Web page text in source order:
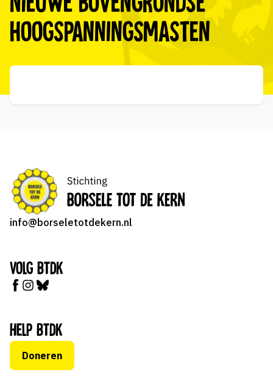
hoogspanningsmasten
info@borseletotdekern.nl
Volg BTDK
Help BTDK
Doneren